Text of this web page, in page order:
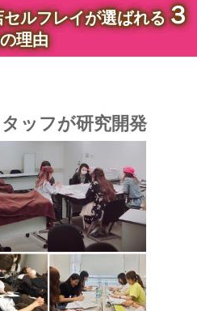
ルフレイが選ばれる３
理由
ッフが研究開発